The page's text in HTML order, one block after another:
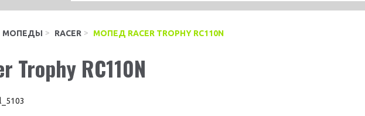
МОПЕДЫ RACER МОПЕД RACER TROPHY RC110N
Trophy RC110N